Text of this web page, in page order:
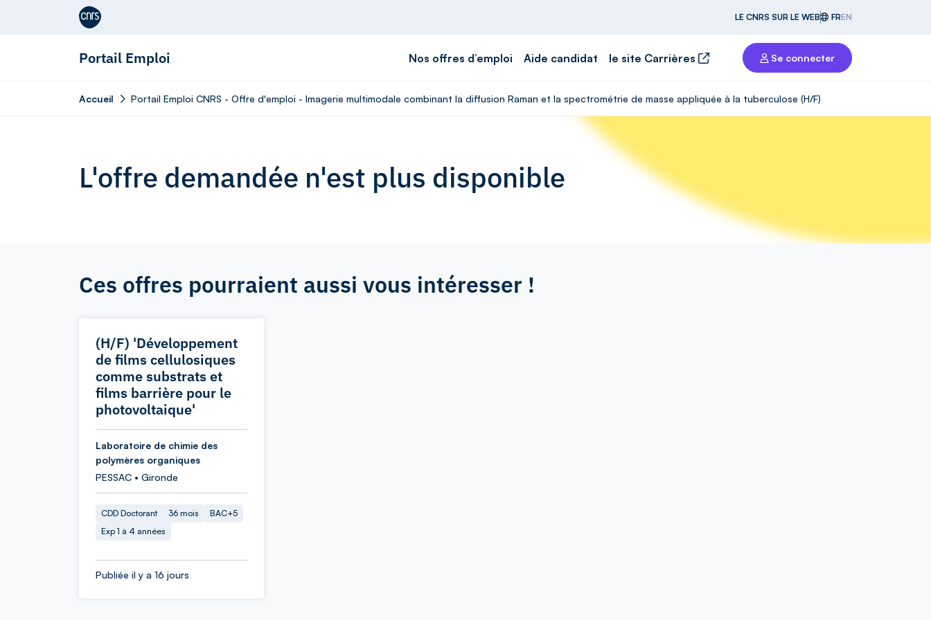
Aller au contenu
LE CNRS SUR LE WEB FREN
Portail Emploi Nos offres d’emploi Aide candidat le site Carrières Se connecter
Accueil Portail Emploi CNRS - Offre d'emploi - Imagerie multimodale combinant la diffusion Raman et la spectrométrie de masse appliquée à la tuberculose (H/F)
L'offre demandée n'est plus disponible
Ces offres pourraient aussi vous intéresser !
(H/F) 'Développement
de films cellulosiques
comme substrats et
films barrière pour le
photovoltaique'
Laboratoire de chimie des
polymères organiques
PESSAC • Gironde
CDD Doctorant 36 mois
BAC+5
Exp 1 à 4 années
Publiée il y a 16 jours